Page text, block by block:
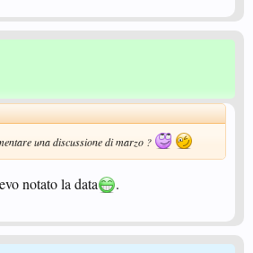
una discussione di marzo ?
notato la data .